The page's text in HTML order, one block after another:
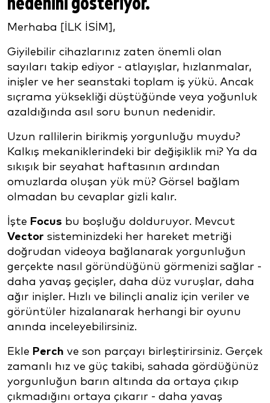
Merhaba [İLK İSİM],
Giyilebilir cihazlarınız zaten önemli olan
sayıları takip ediyor - atlayışlar, hızlanmalar,
inişler ve her seanstaki toplam iş yükü. Ancak
sıçrama yüksekliği düştüğünde veya yoğunluk
azaldığında asıl soru bunun nedenidir.
Uzun rallilerin birikmiş yorgunluğu muydu?
Kalkış mekaniklerindeki bir değişiklik mi? Ya da
sıkışık bir seyahat haftasının ardından
omuzlarda oluşan yük mü? Görsel bağlam
olmadan bu cevaplar gizli kalır.
İşte Focus bu boşluğu dolduruyor. Mevcut
Vector sisteminizdeki her hareket metriği
doğrudan videoya bağlanarak yorgunluğun
gerçekte nasıl göründüğünü görmenizi sağlar -
daha yavaş geçişler, daha düz vuruşlar, daha
ağır inişler. Hızlı ve bilinçli analiz için veriler ve
görüntüler hizalanarak herhangi bir oyunu
anında inceleyebilirsiniz.
Ekle Perch ve son parçayı birleştirirsiniz. Gerçek
zamanlı hız ve güç takibi, sahada gördüğünüz
yorgunluğun barın altında da ortaya çıkıp
çıkmadığını ortaya çıkarır - daha yavaş